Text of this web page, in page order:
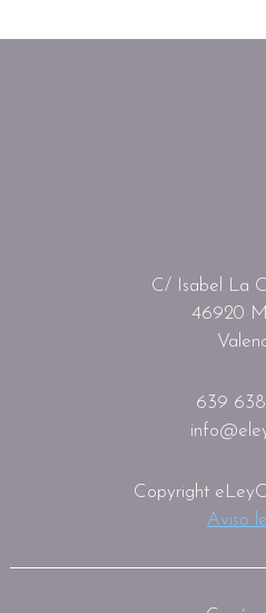
C/ Isabel La
46920
639
Copyright
Aviso